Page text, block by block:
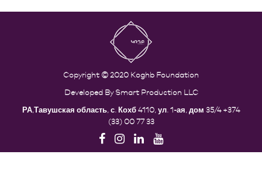
Copyright © 2020 Koghb Foundation
Developed BySmart Production LLC
РА,Тавушская область, с. Кохб 4110, ул. 1-ая, дом 35/4+374
(33) 00 77 33